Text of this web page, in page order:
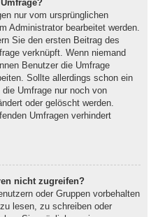
nur vom ursprünglichen
Administrator bearbeitet werden.
Sie den ersten Beitrag des
verknüpft. Wenn niemand
Benutzer die Umfrage
Sollte allerdings schon ein
Umfrage nur noch von
oder gelöscht werden.
Umfragen verhindert
nicht zugreifen?
oder Gruppen vorbehalten
lesen, zu schreiben oder